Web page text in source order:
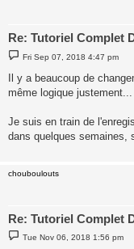
Re: Tutoriel Complet
P
o
t
Fri Sep 07, 2018 4:47 pm
Il y a beaucoup de
même logique justement...
Je suis en train de
dans quelques semaines,
chouboulouts
Re: Tutoriel Complet
P
o
Tue Nov 06, 2018 1:56 pm